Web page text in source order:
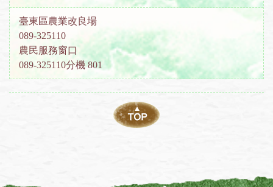
臺東區農業改良場
089-325110
農民服務窗口
089-325110分機 801